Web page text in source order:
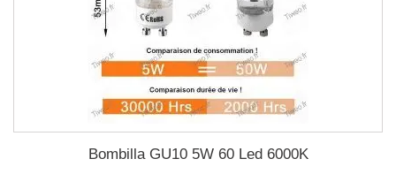
Bombilla GU10 5W 60 Led 6000K